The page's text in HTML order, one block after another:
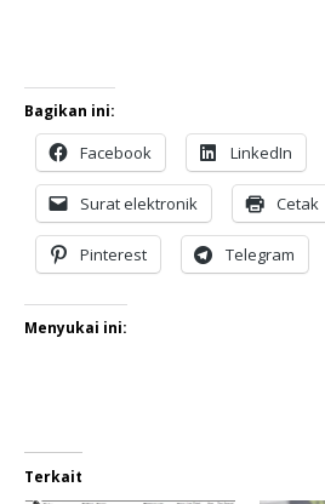
Bagikan ini:
Facebook LinkedIn
Surat elektronik Cetak
Pinterest Telegram
Menyukai ini:
Terkait